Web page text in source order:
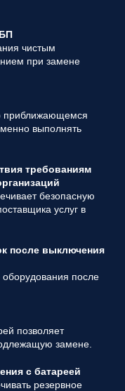
чистым
при замене
приближающемся
выполнять
требованиям
безопасную
услуг в
после выключения
оборудования после
позволяет
замене.
с батареей
резервное